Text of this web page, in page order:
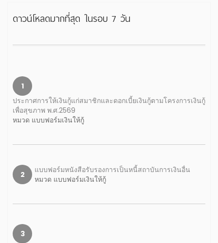
ดาวน์โหลดมากที่สุด ในรอบ 7 วัน
1
ประกาศการให้เงินกู้แก่สมาชิกและดอกเบี้ยเงินกู้ตามโครงการเงินกู้
เพื่อสุขภาพ พ.ศ.2569
หมวด แบบฟอร์มเงินให้กู้
2
แบบฟอร์มหนังสือรับรองการเป็นหนี้สถาบันการเงินอื่น
หมวด แบบฟอร์มเงินให้กู้
3